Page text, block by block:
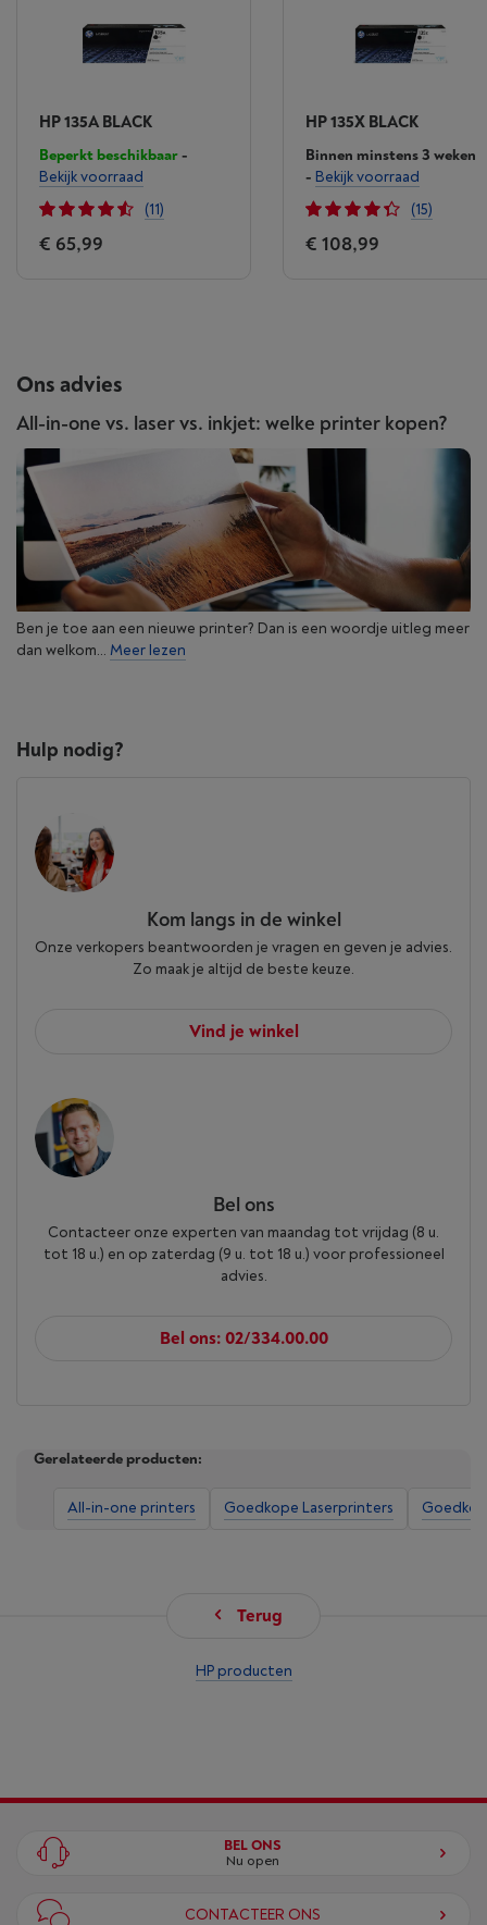
HP 135A BLACK
Beperkt beschikbaar-
Bekijk voorraad
(11)
€ 65,99
HP 135X BLACK
Binnen minstens 3 weken
- Bekijk voorraad
(15)
€ 108,99
Ons advies
All-in-one vs. laser vs. inkjet: welke printer kopen?
Ben je toe aan een nieuwe printer? Dan is een woordje uitleg meer
dan welkom... Meer lezen
Hulp nodig?
Kom langs in de winkel
Onze verkopers beantwoorden je vragen en geven je advies.
Zo maak je altijd de beste keuze.
Vind je winkel
Bel ons
Contacteer onze experten van maandag tot vrijdag (8 u.
tot 18 u.) en op zaterdag (9 u. tot 18 u.) voor professioneel
advies.
Bel ons: 02/334.00.00
Gerelateerde producten:
All-in-one printers Goedkope Laserprinters
Terug
HP producten
BEL ONS
Nu open
CONTACTEER ONS